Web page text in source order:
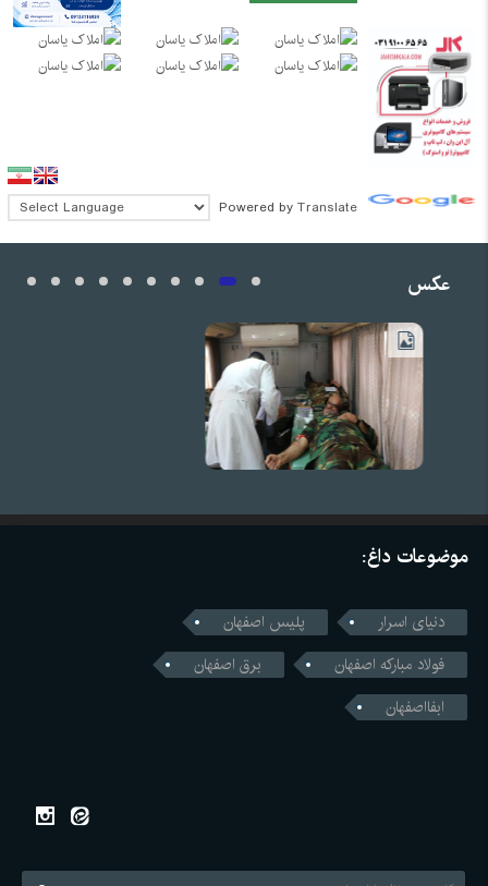
Powered by Translate
عکس
موضوعات داغ:
دنیای اسرار
پلیس اصفهان
فولاد مبارکه اصفهان
برق اصفهان
ابفااصفهان